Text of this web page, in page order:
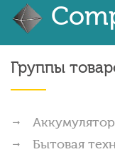
Группы
Бытовая